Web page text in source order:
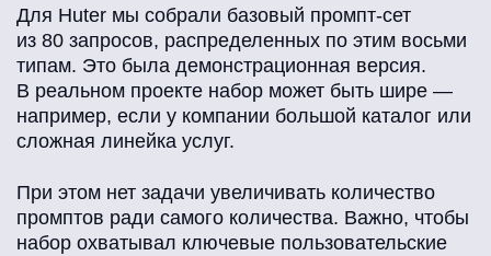
Для Huter мы собрали базовый промпт-сет
из 80 запросов, распределенных по этим восьми
типам. Это была демонстрационная версия.
В реальном проекте набор может быть шире —
например, если у компании большой каталог или
сложная линейка услуг.
При этом нет задачи увеличивать количество
промптов ради самого количества. Важно, чтобы
набор охватывал ключевые пользовательские